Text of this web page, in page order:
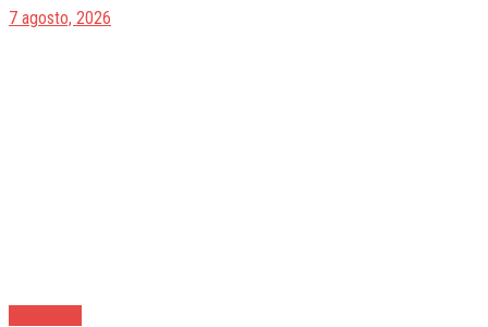
7 agosto, 2026